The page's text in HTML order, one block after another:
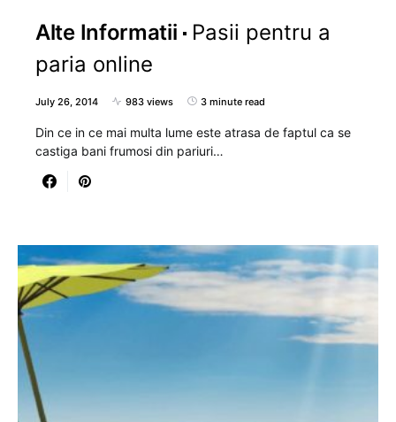
Alte Informatii
Pasii pentru a
paria online
July 26, 2014 983 views 3 minute read
Din ce in ce mai multa lume este atrasa de faptul ca se
castiga bani frumosi din pariuri…